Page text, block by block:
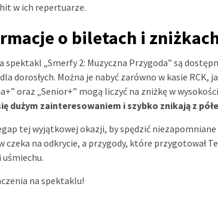
w ich repertuarze.
o biletach i
spektakl „Smerfy 2: Muzyczna Przygoda” są
dorosłych. Można je nabyć zarówno w kasie
oraz „Senior+” mogą liczyć na zniżkę w
dużym zainteresowaniem i szybko znikają z
tej wyjątkowej okazji, by spędzić
czeka na odkrycie, a przygody, które przygotował
uśmiechu.
na spektaklu!